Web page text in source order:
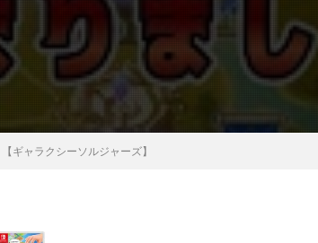
ギャラクシーソルジャーズ】